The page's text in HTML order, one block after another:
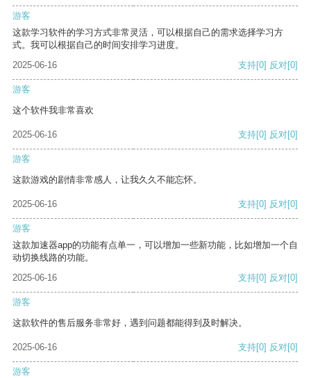
游客
这款学习软件的学习方式非常灵活，可以根据自己的需求选择学习方
式。我可以根据自己的时间安排学习进度。
2025-06-16
支持[0] 反对[0]
游客
这个软件我非常喜欢
2025-06-16 支持[0] 反对[0]
游客
这款游戏的剧情非常感人，让我久久不能忘怀。
2025-06-16 支持[0] 反对[0]
游客
这款加速器app的功能有点单一，可以增加一些新功能，比如增加一个自
动切换线路的功能。
2025-06-16
支持[0] 反对[0]
游客
这款软件的售后服务非常好，遇到问题都能得到及时解决。
2025-06-16 支持[0] 反对[0]
游客